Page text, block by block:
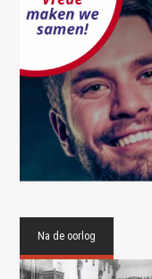
Na de oorlog